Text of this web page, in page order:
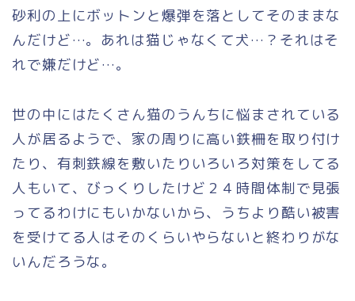
砂利の上にボットンと爆弾を落としてそのままな
んだけど…。あれは猫じゃなくて犬…？それはそ
れで嫌だけど…。
世の中にはたくさん猫のうんちに悩まされている
人が居るようで、家の周りに高い鉄柵を取り付け
たり、有刺鉄線を敷いたりいろいろ対策をしてる
人もいて、びっくりしたけど２４時間体制で見張
ってるわけにもいかないから、うちより酷い被害
を受けてる人はそのくらいやらないと終わりがな
いんだろうな。